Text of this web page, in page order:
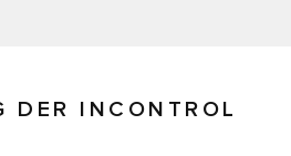
DER INCONTROL